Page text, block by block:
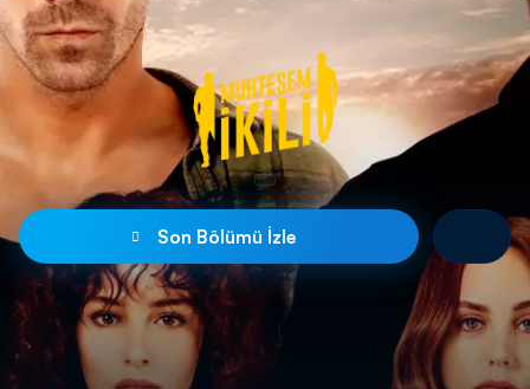
Son Bölümü İzle